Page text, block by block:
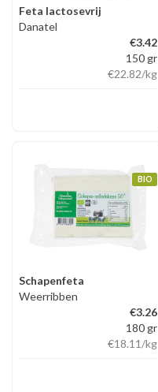
Feta lactosevrij
Danatel
€3.42
150 gr
€22.82/kg
BIO
Schapenfeta
Weerribben
€3.26
180 gr
€18.11/kg